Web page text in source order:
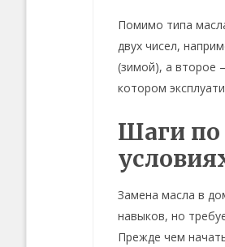
Помимо типа
двух чисел,
(зимой), а второе
котором
Шаги по
Замена масла в
навыков, но
Прежде чем